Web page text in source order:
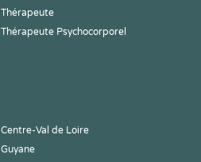
Thérapeute
Thérapeute Psychocorporel
Centre-Val de Loire
Guyane